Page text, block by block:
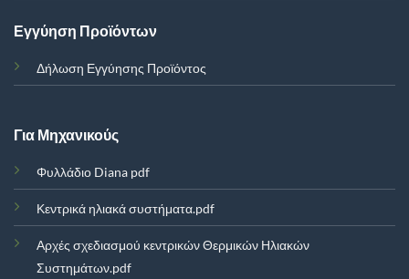
Εγγύηση Προϊόντων
Δήλωση Εγγύησης Προϊόντος
Για Μηχανικούς
Φυλλάδιο Diana pdf
Κεντρικά ηλιακά συστήματα.pdf
Αρχές σχεδιασμού κεντρικών Θερμικών Ηλιακών
Συστημάτων.pdf